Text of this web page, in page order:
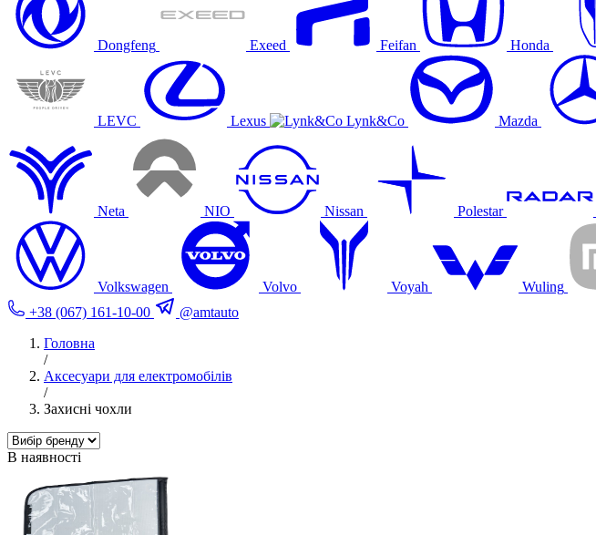
Dongfeng Exeed Feifan Honda
LEVC Lexus Lynk&Co Mazda
Neta NIO Nissan Polestar
Volkswagen Volvo Voyah Wuling
+38 (067) 161-10-00
@amtauto
Головна
/
Аксесуари для електромобілів
/
Захисні чохли
В наявності